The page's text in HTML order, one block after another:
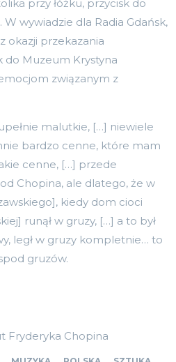
przy łóżku, przycisk do
wywiadzie dla Radia Gdańsk,
okazji przekazania
Muzeum Krystyna
związanym z
malutkie, […] niewiele
bardzo cenne, które mam
cenne, […] przede
Chopina, ale dlatego, że w
kiedy dom cioci
runął w gruzy, […] a to był
legł w gruzy kompletnie… to
gruzów.
Fryderyka Chopina